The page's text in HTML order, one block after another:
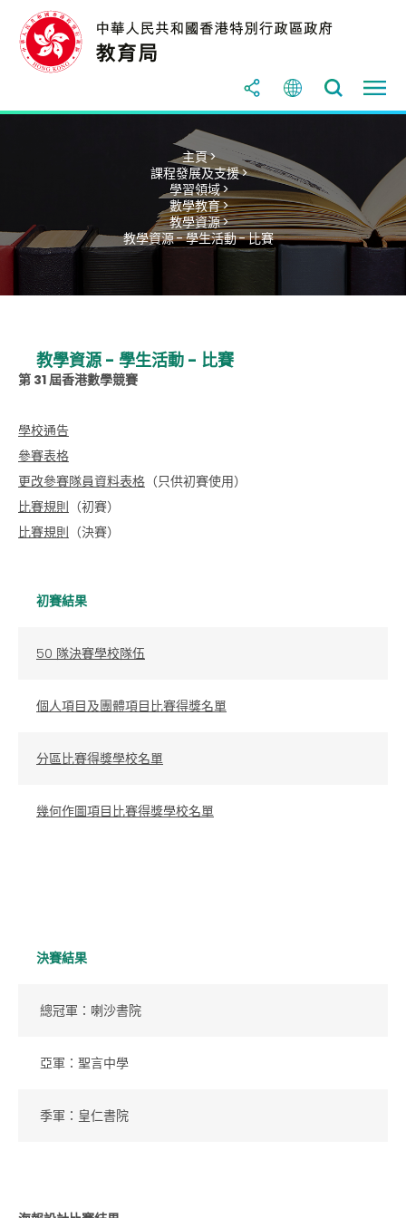
主頁 >
課程發展及支援 >
學習領域 >
數學教育 >
教學資源 >
教學資源 - 學生活動 - 比賽
教學資源 - 學生活動 - 比賽
第 31 屆香港數學競賽
學校通告
參賽表格
更改參賽隊員資料表格 （只供初賽使用）
比賽規則 （初賽）
比賽規則 （決賽）
初賽結果
50 隊決賽學校隊伍
個人項目及團體項目比賽得獎名單
分區比賽得獎學校名單
幾何作圖項目比賽得獎學校名單
決賽結果
總冠軍：喇沙書院
亞軍：聖言中學
季軍：皇仁書院